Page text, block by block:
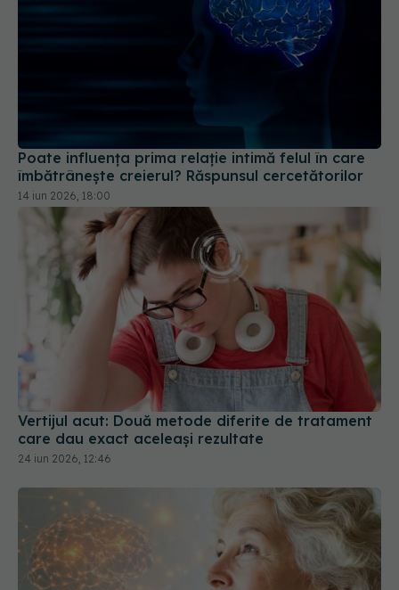
Poate influența prima relație intimă felul în care
îmbătrânește creierul? Răspunsul cercetătorilor
Vertijul acut: Două metode diferite de tratament
care dau exact aceleași rezultate
24 iun 2026, 12:46